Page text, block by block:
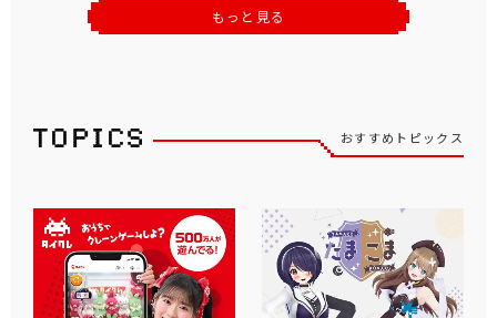
もっと見る
おすすめトピックス